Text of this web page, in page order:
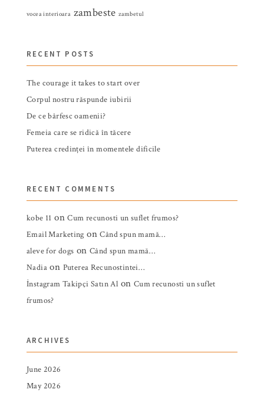
vocea interioara zambeste zambetul
RECENT POSTS
The courage it takes to start over
Corpul nostru răspunde iubirii
De ce bârfesc oamenii?
Femeia care se ridică în tăcere
Puterea credinței în momentele dificile
RECENT COMMENTS
kobe 11 onCum recunosti un suflet frumos?
Email Marketing onCând spun mamă…
aleve for dogs onCând spun mamă…
Nadiaon Puterea Recunostintei…
İnstagram Takipçi Satın Al on Cum recunosti un suflet
frumos?
ARCHIVES
June 2026
May 2026